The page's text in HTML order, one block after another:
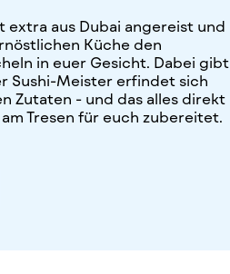
extra aus Dubai angereist und
Küche den
in euer Gesicht. Dabei gibt
Sushi-Meister erfindet sich
Zutaten - und das alles direkt
Tresen für euch zubereitet.